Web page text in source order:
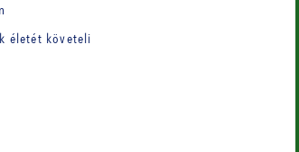
életét követeli